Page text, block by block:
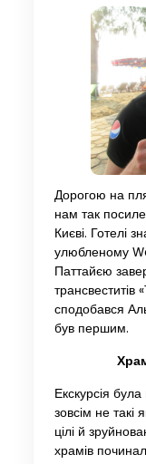
Дорогою на
нам так
Києві. Готелі
улюбленому
Паттайєю
сподобався
був першим.
Екскурсія
зовсім не такі
цілі й
храмів